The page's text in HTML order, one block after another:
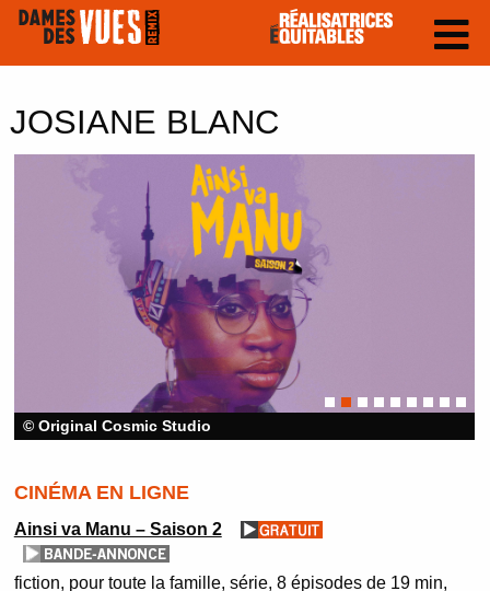
JOSIANE BLANC
© Original Cosmic Studio
CINÉMA EN LIGNE
Ainsi va Manu – Saison 2
fiction pour toute la famille série 8 épisodes de 19 min